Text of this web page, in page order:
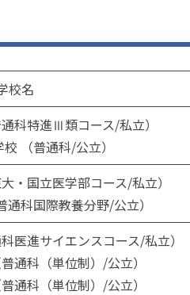
校名
科特進Ⅲ類コース/私立）
（普通科/公立）
・国立医学部コース/私立）
科国際教養分野/公立）
医進サイエンスコース/私立）
通科（単位制）/公立）
通科（単位制）/公立）